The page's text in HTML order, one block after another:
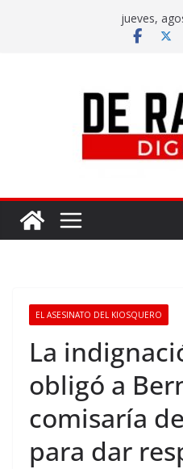
jueves,
EL ASESINATO DEL KIOSQUERO
La
obligó a
comisaría
para dar